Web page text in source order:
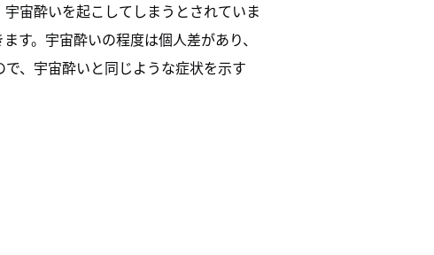
宙酔いを起こしてしまうとされていま
す。宇宙酔いの程度は個人差があり、
、宇宙酔いと同じような症状を示す